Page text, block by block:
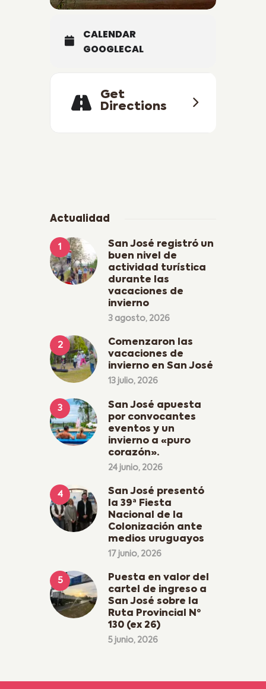
CALENDAR
GOOGLECAL
Get
Directions
Actualidad
San José registró un
buen nivel de
actividad turística
durante las
vacaciones de
invierno
3 agosto, 2026
Comenzaron las
vacaciones de
invierno en San José
13 julio, 2026
San José apuesta
por convocantes
eventos y un
invierno a «puro
corazón».
24 junio, 2026
San José presentó
la 39ª Fiesta
Nacional de la
Colonización ante
medios uruguayos
17 junio, 2026
Puesta en valor del
cartel de ingreso a
San José sobre la
Ruta Provincial Nº
130 (ex 26)
5 junio, 2026